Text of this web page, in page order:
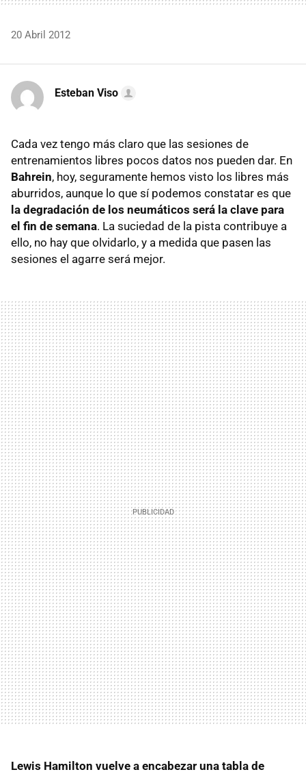
20 Abril 2012
Esteban Viso
Cada vez tengo más claro que las sesiones de
entrenamientos libres pocos datos nos pueden dar. En
Bahrein, hoy, seguramente hemos visto los libres más
aburridos, aunque lo que sí podemos constatar es que
la degradación de los neumáticos será la clave para
el fin de semana. La suciedad de la pista contribuye a
ello, no hay que olvidarlo, y a medida que pasen las
sesiones el agarre será mejor.
Lewis Hamilton vuelve a encabezar una tabla de